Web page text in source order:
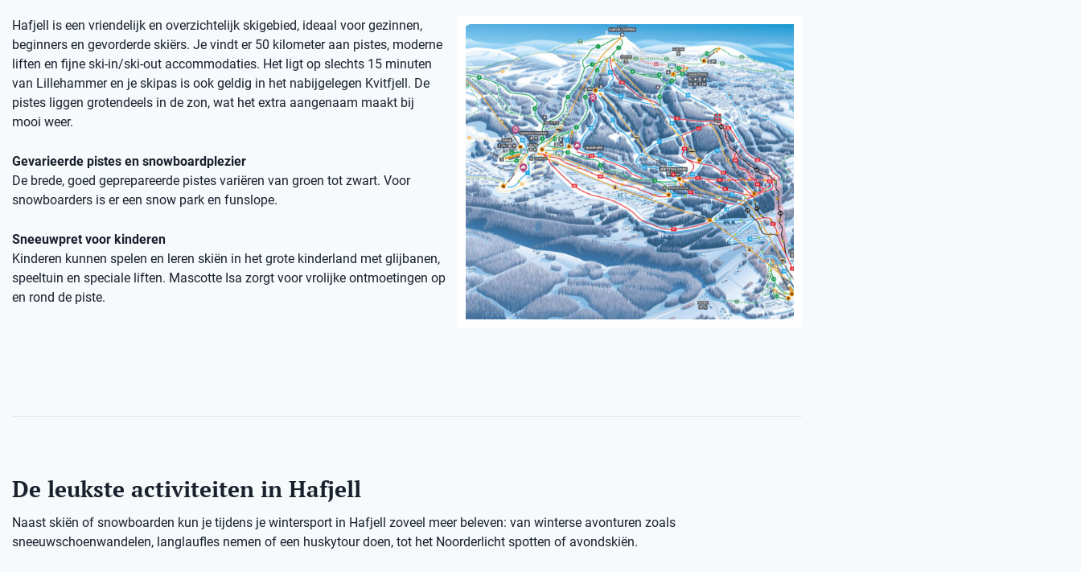
Hafjell is een vriendelijk en overzichtelijk skigebied, ideaal voor gezinnen,
beginners en gevorderde skiërs. Je vindt er 50 kilometer aan pistes, moderne
liften en fijne ski-in/ski-out accommodaties. Het ligt op slechts 15 minuten
van Lillehammer en je skipas is ook geldig in het nabijgelegen Kvitfjell. De
pistes liggen grotendeels in de zon, wat het extra aangenaam maakt bij
mooi weer.
Gevarieerde pistes en snowboardplezier
De brede, goed geprepareerde pistes variëren van groen tot zwart. Voor
snowboarders is er een snow park en funslope.
Sneeuwpret voor kinderen
Kinderen kunnen spelen en leren skiën in het grote kinderland met glijbanen,
speeltuin en speciale liften. Mascotte Isa zorgt voor vrolijke ontmoetingen op
en rond de piste.
De leukste activiteiten in Hafjell
Naast skiën of snowboarden kun je tijdens je wintersport in Hafjell zoveel meer beleven: van winterse avonturen zoals
sneeuwschoenwandelen, langlaufles nemen of een huskytour doen, tot het Noorderlicht spotten of avondskiën.